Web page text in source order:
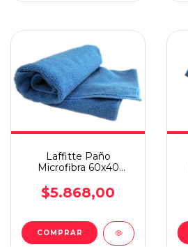
Laffitte Paño
Microfibra 60x40
Delicado
$5.868,00